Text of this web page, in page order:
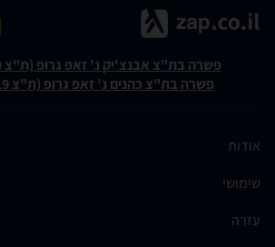
פשרה בת"צ אבנצ'יק נ' זאפ גרופ (ת"צ 23008-08-20)
פשרה בת"צ כהנים נ' זאפ גרופ (ת"צ 60371-12-19)
אודות
שימושי
עזרה